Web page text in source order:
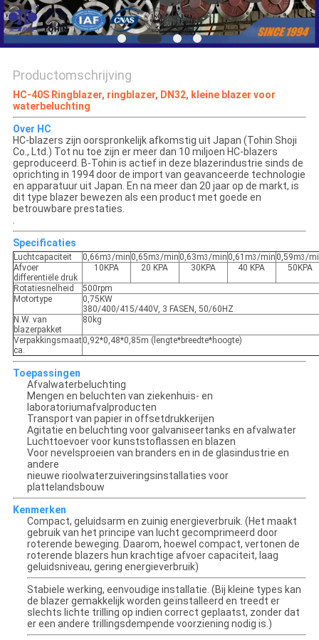
Productomschrijving
HC-40S Ringblazer, ringblazer, DN32, kleine blazer voor
waterbeluchting
Over HC
HC-blazers zijn oorspronkelijk afkomstig uit Japan (Tohin Shoji
Co., Ltd.) Tot nu toe zijn er meer dan 10 miljoen HC-blazers
geproduceerd. B-Tohin is actief in deze blazerindustrie sinds de
oprichting in 1994 door de import van geavanceerde technologie
en apparatuur uit Japan. En na meer dan 20 jaar op de markt, is
dit type blazer bewezen als een product met goede en
betrouwbare prestaties.
.
Specificaties
Luchtcapaciteit 0,66m3/min 0,65m3/min 0,63m3/min 0,61m3/min 0,59m3/
Afvoer
differentiële druk
10KPA 20 KPA 30KPA 40 KPA 50KPA
Rotatiesnelheid
500rpm
Motortype
0,75KW
380/400/415/440V, 3 FASEN, 50/60HZ
N.W. van
blazerpakket
80kg
Verpakkingsmaat
ca.
0,92*0,48*0,85m (lengte*breedte*hoogte)
Toepassingen
Afvalwaterbeluchting
Mengen en beluchten van ziekenhuis- en
laboratoriumafvalproducten
Transport van papier in offsetdrukkerijen
Agitatie en beluchting voor galvaniseertanks en afvalwater
Luchttoevoer voor kunststoflassen en blazen
Voor nevelsproeien van branders en in de glasindustrie en
andere
nieuwe rioolwaterzuiveringsinstallaties voor
plattelandsbouw
Kenmerken
Compact, geluidsarm en zuinig energieverbruik. (Het maakt
gebruik van het principe van lucht gecomprimeerd door
roterende beweging. Daarom, hoewel compact, vertonen de
roterende blazers hun krachtige afvoer capaciteit, laag
geluidsniveau, gering energieverbruik)
Stabiele werking, eenvoudige installatie. (Bij kleine types kan
de blazer gemakkelijk worden geïnstalleerd en treedt er
slechts lichte trilling op indien correct geplaatst, zonder dat
er een andere trillingsdempende voorziening nodig is.)